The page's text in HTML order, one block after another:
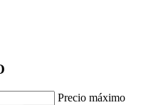
Precio máximo